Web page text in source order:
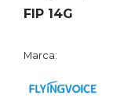
FIP 14G
Marca: